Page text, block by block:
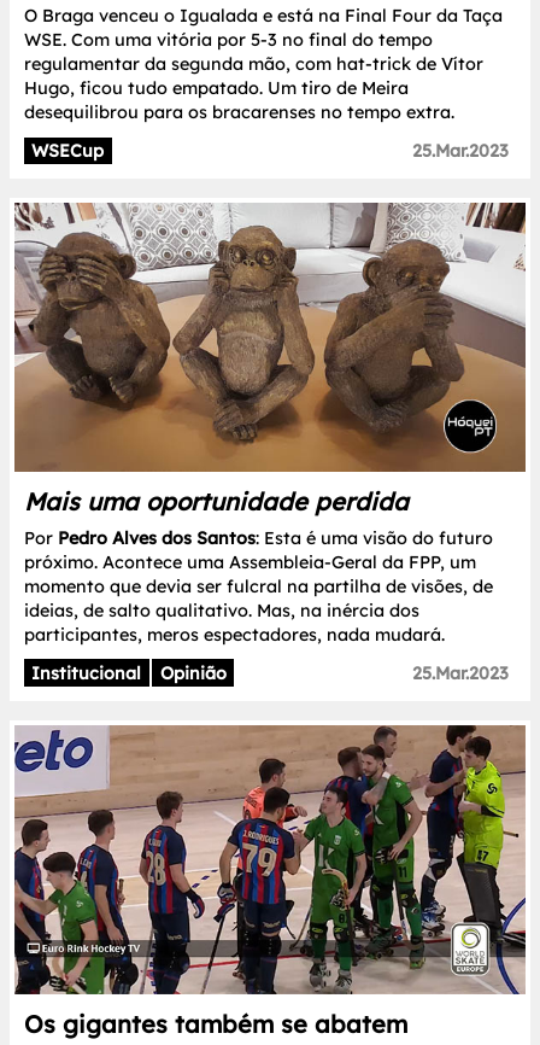
O Braga venceu o Igualada e está na Final Four da Taça
WSE. Com uma vitória por 5-3 no final do tempo
regulamentar da segunda mão, com hat-trick de Vítor
Hugo, ficou tudo empatado. Um tiro de Meira
desequilibrou para os bracarenses no tempo extra.
WSECup
25.Mar.2023
Mais uma oportunidade perdida
Por Pedro Alves dos Santos: Esta é uma visão do futuro
próximo. Acontece uma Assembleia-Geral da FPP, um
momento que devia ser fulcral na partilha de visões, de
ideias, de salto qualitativo. Mas, na inércia dos
participantes, meros espectadores, nada mudará.
Institucional
Opinião 25.Mar.2023
Os gigantes também se abatem